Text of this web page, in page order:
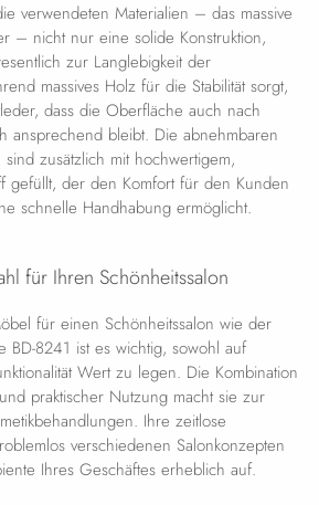
verwendeten Materialien – das massive
– nicht nur eine solide Konstruktion,
zur Langlebigkeit der
massives Holz für die Stabilität sorgt,
dass die Oberfläche auch nach
ansprechend bleibt. Die abnehmbaren
zusätzlich mit hochwertigem,
gefüllt, der den Komfort für den Kunden
schnelle Handhabung ermöglicht.
für Ihren Schönheitssalon
für einen Schönheitssalon wie der
BD-8241 ist es wichtig, sowohl auf
Wert zu legen. Die Kombination
praktischer Nutzung macht sie zur
Ihre zeitlose
verschiedenen Salonkonzepten
Ihres Geschäftes erheblich auf.